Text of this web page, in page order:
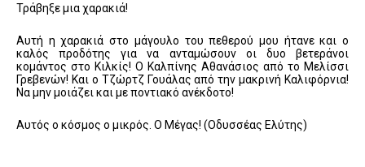
Τράβηξε μια χαρακιά!
Αυτή η χαρακιά στο μάγουλο του πεθερού μου ήτανε και ο
καλός προδότης για να ανταμώσουν οι δυο βετεράνοι
κομάντος στο Κιλκίς! Ο Καλπίνης Αθανάσιος από το Μελίσσι
Γρεβενών! Και ο Τζώρτζ Γουάλας από την μακρινή Καλιφόρνια!
Να μην μοιάζει και με ποντιακό ανέκδοτο!
Αυτός ο κόσμος ο μικρός. Ο Μέγας! (Οδυσσέας Ελύτης)